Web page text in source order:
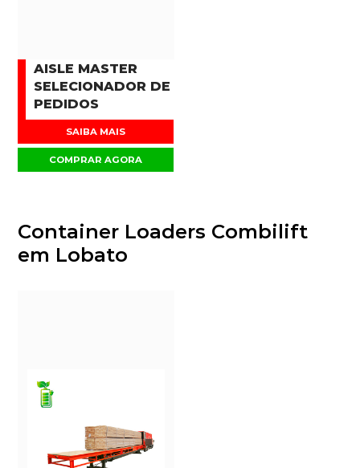
AISLE MASTER
SELECIONADOR DE
PEDIDOS
SAIBA MAIS
COMPRAR AGORA
Container Loaders Combilift
em Lobato